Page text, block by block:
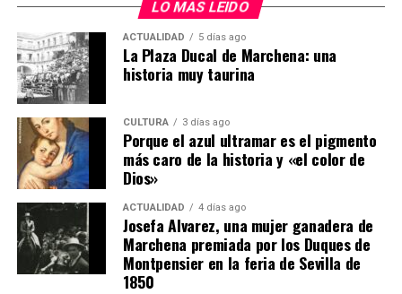
LO MAS LEIDO
ACTUALIDAD 5 días ago
La Plaza Ducal de Marchena: una
historia muy taurina
CULTURA 3 días ago
Porque el azul ultramar es el pigmento
más caro de la historia y «el color de
Dios»
ACTUALIDAD 4 días ago
Josefa Alvarez, una mujer ganadera de
Marchena premiada por los Duques de
Montpensier en la feria de Sevilla de
1850